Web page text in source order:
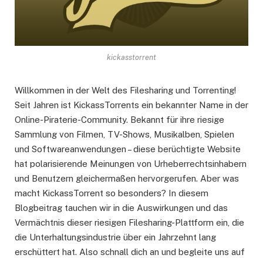
kickasstorrent
Willkommen in der Welt des Filesharing und Torrenting!
Seit Jahren ist KickassTorrents ein bekannter Name in der
Online-Piraterie-Community. Bekannt für ihre riesige
Sammlung von Filmen, TV-Shows, Musikalben, Spielen
und Softwareanwendungen – diese berüchtigte Website
hat polarisierende Meinungen von Urheberrechtsinhabern
und Benutzern gleichermaßen hervorgerufen. Aber was
macht KickassTorrent so besonders? In diesem
Blogbeitrag tauchen wir in die Auswirkungen und das
Vermächtnis dieser riesigen Filesharing-Plattform ein, die
die Unterhaltungsindustrie über ein Jahrzehnt lang
erschüttert hat. Also schnall dich an und begleite uns auf